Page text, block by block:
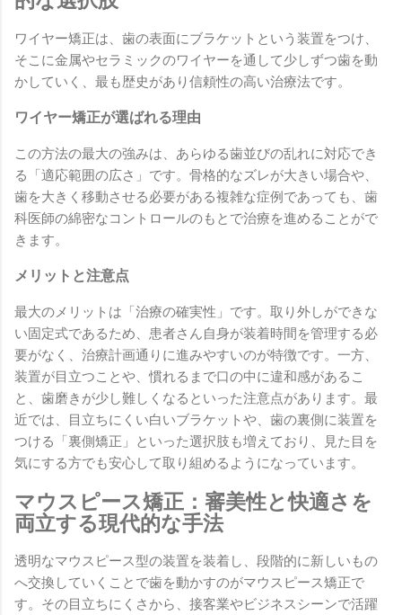
ワイヤー矯正は、歯の表面にブラケットという装置をつけ、
そこに金属やセラミックのワイヤーを通して少しずつ歯を動
かしていく、最も歴史があり信頼性の高い治療法です。
ワイヤー矯正が選ばれる理由
この方法の最大の強みは、あらゆる歯並びの乱れに対応でき
る「適応範囲の広さ」です。骨格的なズレが大きい場合や、
歯を大きく移動させる必要がある複雑な症例であっても、歯
科医師の綿密なコントロールのもとで治療を進めることがで
きます。
メリットと注意点
最大のメリットは「治療の確実性」です。取り外しができな
い固定式であるため、患者さん自身が装着時間を管理する必
要がなく、治療計画通りに進みやすいのが特徴です。一方、
装置が目立つことや、慣れるまで口の中に違和感があるこ
と、歯磨きが少し難しくなるといった注意点があります。最
近では、目立ちにくい白いブラケットや、歯の裏側に装置を
つける「裏側矯正」といった選択肢も増えており、見た目を
気にする方でも安心して取り組めるようになっています。
マウスピース矯正：審美性と快適さを
両立する現代的な手法
透明なマウスピース型の装置を装着し、段階的に新しいもの
へ交換していくことで歯を動かすのがマウスピース矯正で
す。その目立ちにくさから、接客業やビジネスシーンで活躍